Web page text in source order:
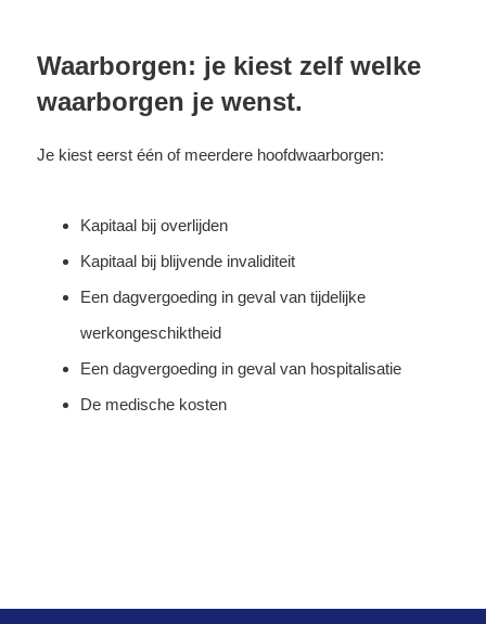
Waarborgen: je kiest zelf welke
waarborgen je wenst.
Je kiest eerst één of meerdere hoofdwaarborgen:
Kapitaal bij overlijden
Kapitaal bij blijvende invaliditeit
Een dagvergoeding in geval van tijdelijke
werkongeschiktheid
Een dagvergoeding in geval van hospitalisatie
De medische kosten